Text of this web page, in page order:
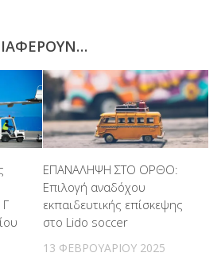
ΕΠΑΝΑΛΗΨΗ ΣΤΟ ΟΡΘΟ:
Επιλογή αναδόχου
εκπαιδευτικής επίσκεψης
στο Lido soccer
13 ΦΕΒΡΟΥΑΡΊΟΥ 2025